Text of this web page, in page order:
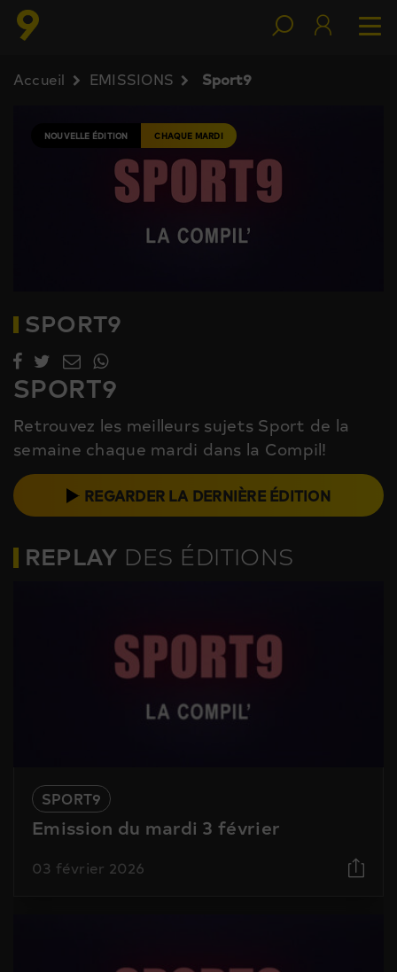
Accueil EMISSIONS Sport9
NOUVELLE ÉDITION CHAQUE MARDI
SPORT9
SPORT9
Retrouvez les meilleurs sujets Sport de la
semaine chaque mardi dans la Compil!
REGARDER LA DERNIÈRE ÉDITION
REPLAY DES ÉDITIONS
SPORT9
Emission du mardi 3 février
03 février 2026